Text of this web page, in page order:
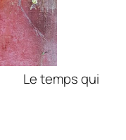
Le temps qui